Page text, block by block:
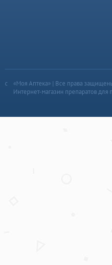
«Моя Аптека» | Все права
Интернет-магазин препаратов